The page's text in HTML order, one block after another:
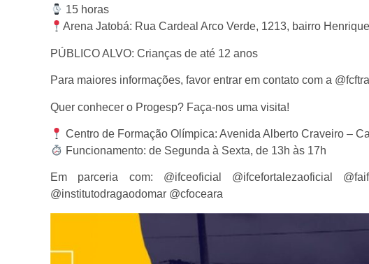
15 horas
Arena Jatobá: Rua Cardeal Arco Verde, 1213, bairro
PÚBLICO ALVO: Crianças de até 12 anos
Para maiores informações, favor entrar em contato com a
Quer conhecer o Progesp? Faça-nos uma visita!
Centro de Formação Olímpica: Avenida Alberto Craveiro –
Funcionamento: de Segunda à Sexta, de 13h às 17h
Em parceria com: @ifceoficial @ifcefortalezaoficial
@institutodragaodomar @cfoceara